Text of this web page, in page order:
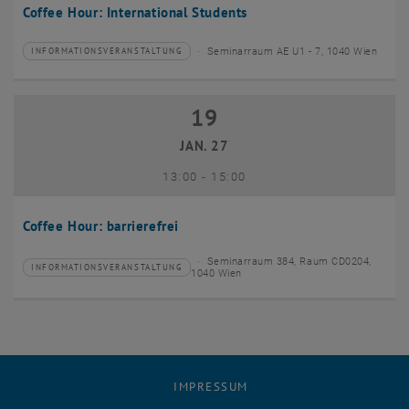
Coffee Hour: International Students
Veranstaltungstyp:
INFORMATIONSVERANSTALTUNG
Veranstaltungsort: Seminarraum AE U1 - 7, 1040 Wien
Coffee Hour: barrierefrei
19 Januar 2027
19
JAN. 27
13:00- bis
15:00
Veranstaltungstyp:
INFORMATIONSVERANSTALTUNG
Veranstaltungsort:
Seminarraum 384, Raum CD0204,
1040 Wien
IMPRESSUM